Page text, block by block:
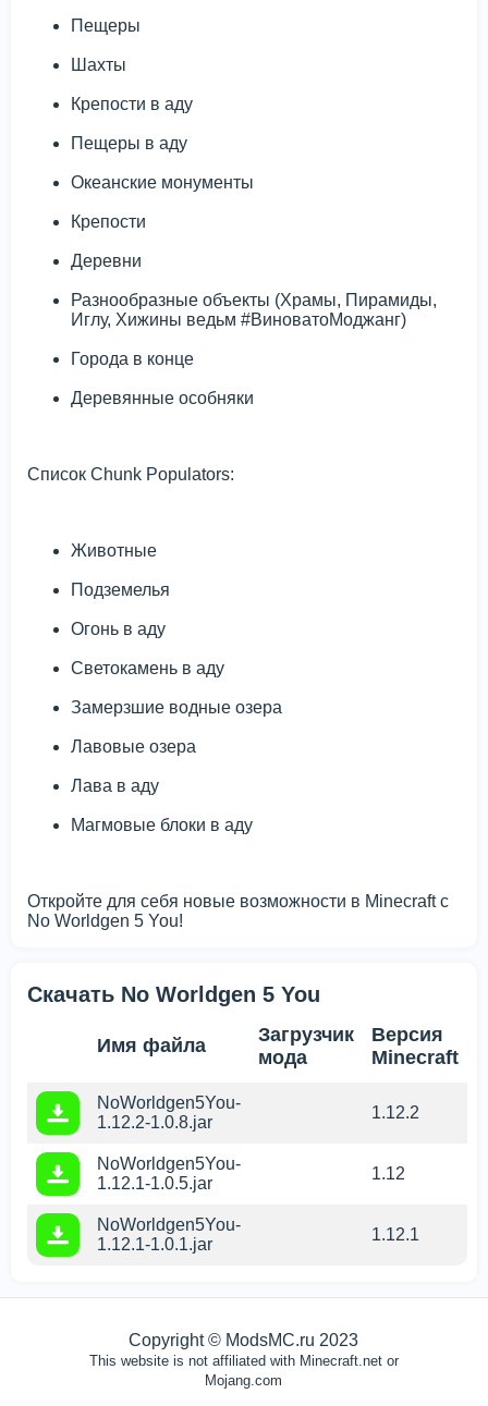
Пещеры
Шахты
Крепости в аду
Пещеры в аду
Океанские монументы
Крепости
Деревни
Разнообразные объекты (Храмы, Пирамиды,
Иглу, Хижины ведьм #ВиноватоМоджанг)
Города в конце
Деревянные особняки
Список Chunk Populators:
Животные
Подземелья
Огонь в аду
Светокамень в аду
Замерзшие водные озера
Лавовые озера
Лава в аду
Магмовые блоки в аду
Откройте для себя новые возможности в Minecraft с
No Worldgen 5 You!
Скачать No Worldgen 5 You
Имя файла
Загрузчик
мода
Версия
Minecraft
NoWorldgen5You-
1.12.2-1.0.8.jar
1.12.2
NoWorldgen5You-
1.12.1-1.0.5.jar
1.12
NoWorldgen5You-
1.12.1-1.0.1.jar
1.12.1
Copyright © ModsMC.ru 2023
This website is not affiliated with Minecraft.net or
Mojang.com